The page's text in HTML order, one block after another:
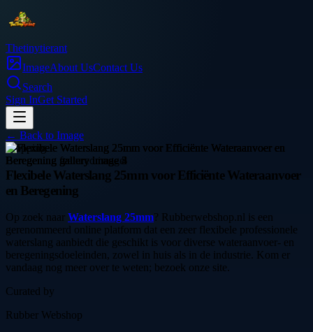
Thetinytierant
ImageAbout UsContact Us
Search
Sign InGet Started
← Back to Image
shopping
Flexibele Waterslang 25mm voor Efficiënte Wateraanvoer
en Beregening
Op zoek naar Waterslang 25mm? Rubberwebshop.nl is een
gerenommeerd online platform dat een zeer flexibele professionele
waterslang aanbiedt die geschikt is voor diverse wateraanvoer- en
beregeningsdoeleinden, zowel in huis als in de industrie. Kom er
vandaag nog meer over te weten; bezoek onze site.
Curated by
Rubber Webshop